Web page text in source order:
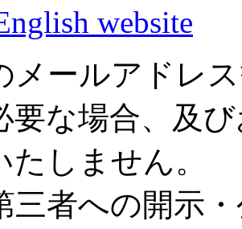
website
メールアドレ
要な場合、及
しません。
三者への開示